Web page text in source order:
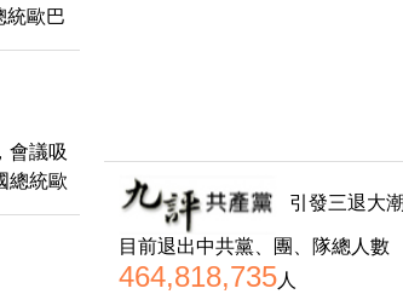
統歐巴
FBI的逮
會議吸
總統歐
我們的
引發三退大潮
目前退出中共黨、團、隊總人數
464,818,735人